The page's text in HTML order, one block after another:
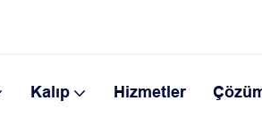
Kalıp Hizmetler